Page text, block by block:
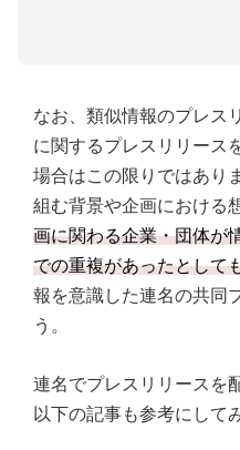
なお、類似情報のプレス
に関するプレスリリース
場合はこの限りではあり
組む背景や企画における
画に関わる企業・団体が
での重複があったとして
報を意識した連名の共同
う。
連名でプレスリリースを
以下の記事も参考にして